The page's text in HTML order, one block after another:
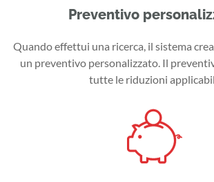
Preventivo
Quando effettui una ricerca, il sistema
un preventivo personalizzato. Il
tutte le riduzioni